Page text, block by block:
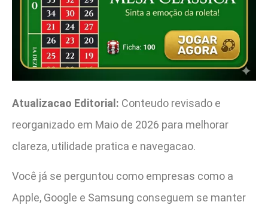
Atualizacao Editorial: Conteudo revisado e
reorganizado em Maio de 2026 para melhorar
clareza, utilidade pratica e navegacao.
Você já se perguntou como empresas como a
Apple, Google e Samsung conseguem se manter